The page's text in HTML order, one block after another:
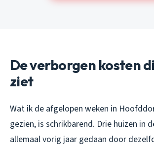
De verborgen kosten
ziet
Wat ik de afgelopen weken in
gezien, is schrikbarend. Drie huizen in
allemaal vorig jaar gedaan door